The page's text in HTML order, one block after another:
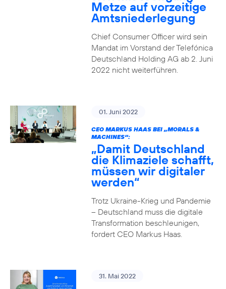
Metze auf vorzeitige
Amtsniederlegung
Chief Consumer Officer wird sein
Mandat im Vorstand der Telefónica
Deutschland Holding AG ab 2. Juni
2022 nicht weiterführen.
01. Juni 2022
CEO MARKUS HAAS BEI „MORALS &
MACHINES“:
„Damit Deutschland
die Klimaziele schafft,
müssen wir digitaler
werden“
Trotz Ukraine-Krieg und Pandemie
– Deutschland muss die digitale
Transformation beschleunigen,
fordert CEO Markus Haas.
31. Mai 2022